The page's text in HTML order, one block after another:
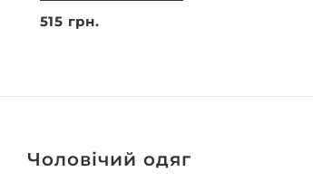
515 грн.
Чоловічий одяг